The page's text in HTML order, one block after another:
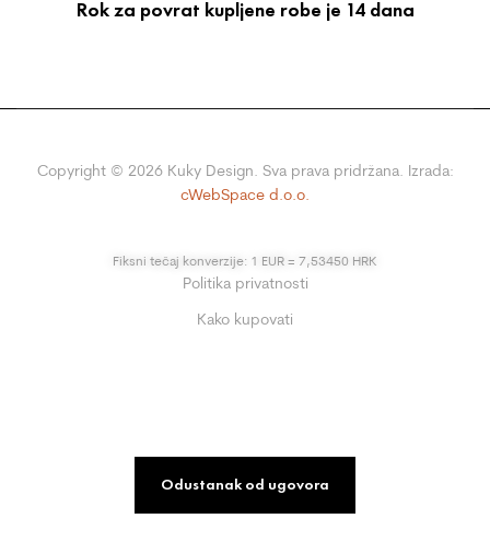
Rok za povrat kupljene robe je 14 dana
Copyright © 2026Kuky Design. Sva prava pridržana. Izrada:
cWebSpace d.o.o.
Fiksni tečaj konverzije: 1 EUR = 7,53450 HRK
Politika privatnosti
Kako kupovati
Odustanak od ugovora